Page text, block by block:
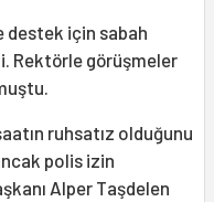
destek için sabah
Rektörle görüşmeler
ruhsatız olduğunu
polis izin
Alper Taşdelen